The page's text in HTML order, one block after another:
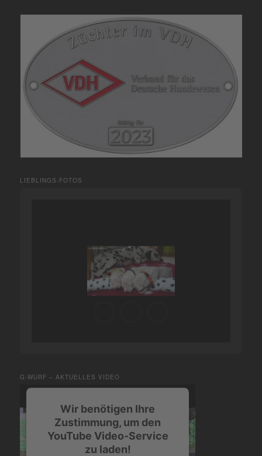
LIEBLINGS-FOTOS
G-WURF – AKTUELLES VIDEO
Wir benötigen Ihre
Zustimmung, um den
YouTube Video-Service
zu laden!